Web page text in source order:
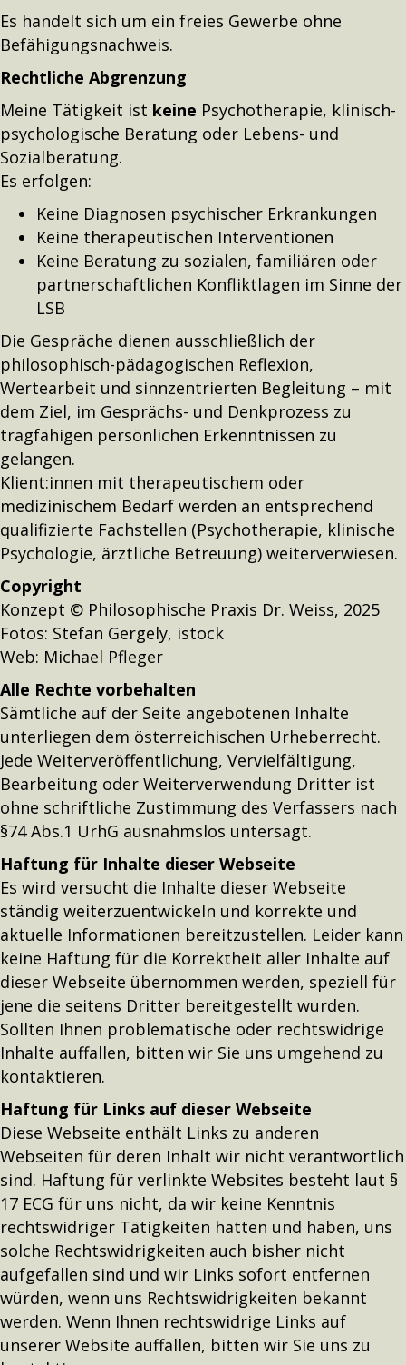
Es handelt sich um ein freies Gewerbe ohne
Befähigungsnachweis.
Rechtliche Abgrenzung
Meine Tätigkeit ist keine Psychotherapie, klinisch-
psychologische Beratung oder Lebens- und
Sozialberatung.
Es erfolgen:
Keine Diagnosen psychischer Erkrankungen
Keine therapeutischen Interventionen
Keine Beratung zu sozialen, familiären oder
partnerschaftlichen Konfliktlagen im Sinne der
LSB
Die Gespräche dienen ausschließlich der
philosophisch-pädagogischen Reflexion,
Wertearbeit und sinnzentrierten Begleitung – mit
dem Ziel, im Gesprächs- und Denkprozess zu
tragfähigen persönlichen Erkenntnissen zu
gelangen.
Klient:innen mit therapeutischem oder
medizinischem Bedarf werden an entsprechend
qualifizierte Fachstellen (Psychotherapie, klinische
Psychologie, ärztliche Betreuung) weiterverwiesen.
Copyright
Konzept © Philosophische Praxis Dr. Weiss, 2025
Fotos: Stefan Gergely, istock
Web: Michael Pfleger
Alle Rechte vorbehalten
Sämtliche auf der Seite angebotenen Inhalte
unterliegen dem österreichischen Urheberrecht.
Jede Weiterveröffentlichung, Vervielfältigung,
Bearbeitung oder Weiterverwendung Dritter ist
ohne schriftliche Zustimmung des Verfassers nach
§74 Abs.1 UrhG ausnahmslos untersagt.
Haftung für Inhalte dieser Webseite
Es wird versucht die Inhalte dieser Webseite
ständig weiterzuentwickeln und korrekte und
aktuelle Informationen bereitzustellen. Leider kann
keine Haftung für die Korrektheit aller Inhalte auf
dieser Webseite übernommen werden, speziell für
jene die seitens Dritter bereitgestellt wurden.
Sollten Ihnen problematische oder rechtswidrige
Inhalte auffallen, bitten wir Sie uns umgehend zu
kontaktieren.
Haftung für Links auf dieser Webseite
Diese Webseite enthält Links zu anderen
Webseiten für deren Inhalt wir nicht verantwortlich
sind. Haftung für verlinkte Websites besteht laut §
17 ECG für uns nicht, da wir keine Kenntnis
rechtswidriger Tätigkeiten hatten und haben, uns
solche Rechtswidrigkeiten auch bisher nicht
aufgefallen sind und wir Links sofort entfernen
würden, wenn uns Rechtswidrigkeiten bekannt
werden. Wenn Ihnen rechtswidrige Links auf
unserer Website auffallen, bitten wir Sie uns zu